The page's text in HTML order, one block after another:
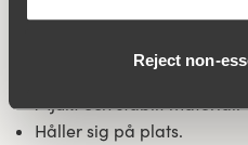
Reject
Material av återvunnen
Boxermodell med korta ben.
Mjukt och stabilt material.
Håller sig på plats.